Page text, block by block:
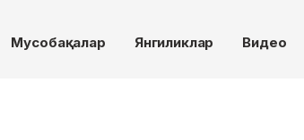
Мусобақалар Янгиликлар Видео